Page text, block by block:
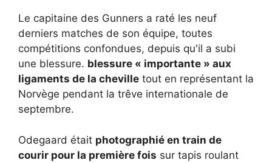
Le capitaine des Gunners a raté les neuf
derniers matches de son équipe, toutes
compétitions confondues, depuis qu'il a subi
une blessure. blessure « importante » aux
ligaments de la cheville tout en représentant la
Norvège pendant la trêve internationale de
septembre.
Odegaard était photographié en train de
courir pour la première fois sur tapis roulant